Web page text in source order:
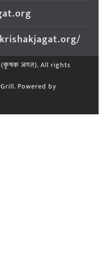
(कृषक जगत). All rights
Powered by